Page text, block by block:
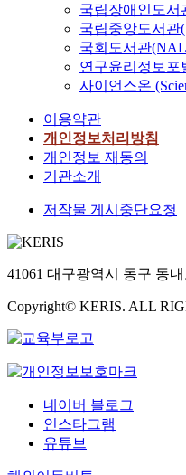
국립장애인도서
국립중앙도서관
국회도서관
연구윤리정보포
사이언스온
이용약관
개인정보처리방침
개인정보 재동의
기관소개
저작물 게시중단요청
41061 대구광역시 동구 동
Copyright© KERIS. ALL
네이버 블로그
인스타그램
유튜브